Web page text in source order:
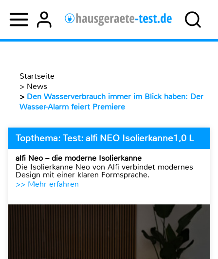
Startseite
> News
> Den Wasserverbrauch immer im Blick haben: Der
Wasser-Alarm feiert Premiere
Topthema: Test: alfi NEO Isolierkanne1,0 L
alfi Neo – die moderne Isolierkanne
Die Isolierkanne Neo von Alfi verbindet modernes
Design mit einer klaren Formsprache.
>> Mehr erfahren